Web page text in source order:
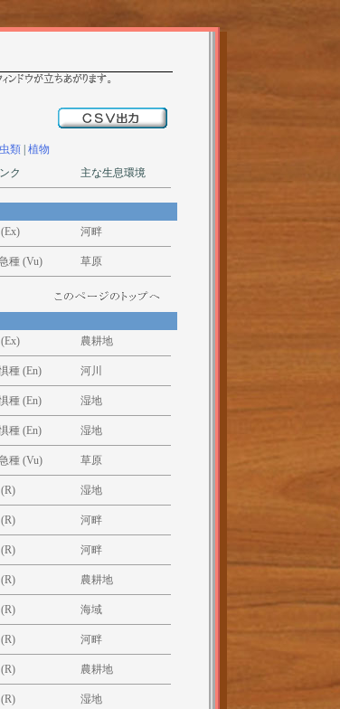
類 植物
ク 主な生息環境
河畔
種 (Vu) 草原
農耕地
種 (En) 河川
種 (En) 湿地
種 (En) 湿地
種 (Vu) 草原
湿地
河畔
河畔
農耕地
海域
河畔
農耕地
湿地